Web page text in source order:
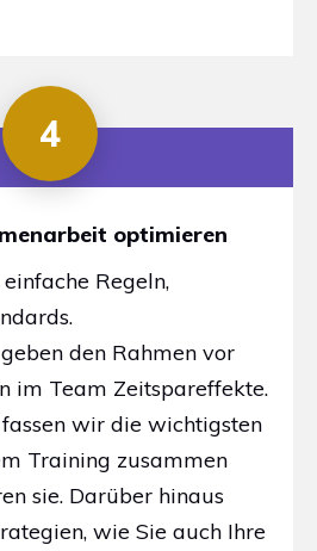
4
optimieren
Regeln,
den Rahmen vor
im Team Zeitspareffekte.
wir die wichtigsten
Training zusammen
sie. Darüber hinaus
wie Sie auch Ihre